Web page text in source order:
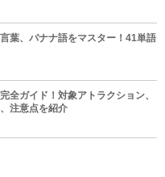
葉、バナナ語をマスター！41単語
全ガイド！対象アトラクション、
注意点を紹介